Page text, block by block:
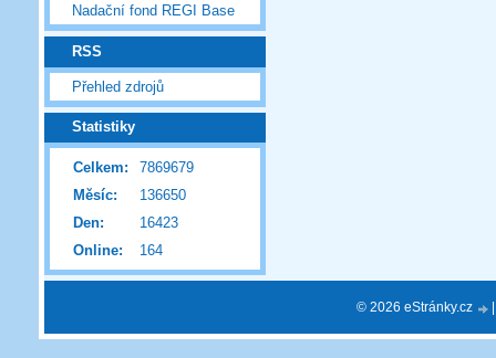
Nadační fond REGI Base
RSS
Přehled zdrojů
Statistiky
Online: 164
Celkem:
7869679
Měsíc:
136650
Den:
16423
© 2026 eStránky.cz